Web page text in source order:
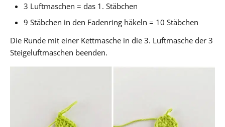
3 Luftmaschen = das 1. Stäbchen
9 Stäbchen in den Fadenring häkeln = 10 Stäbchen
Die Runde mit einer Kettmasche in die 3. Luftmasche der 3
Steigeluftmaschen beenden.